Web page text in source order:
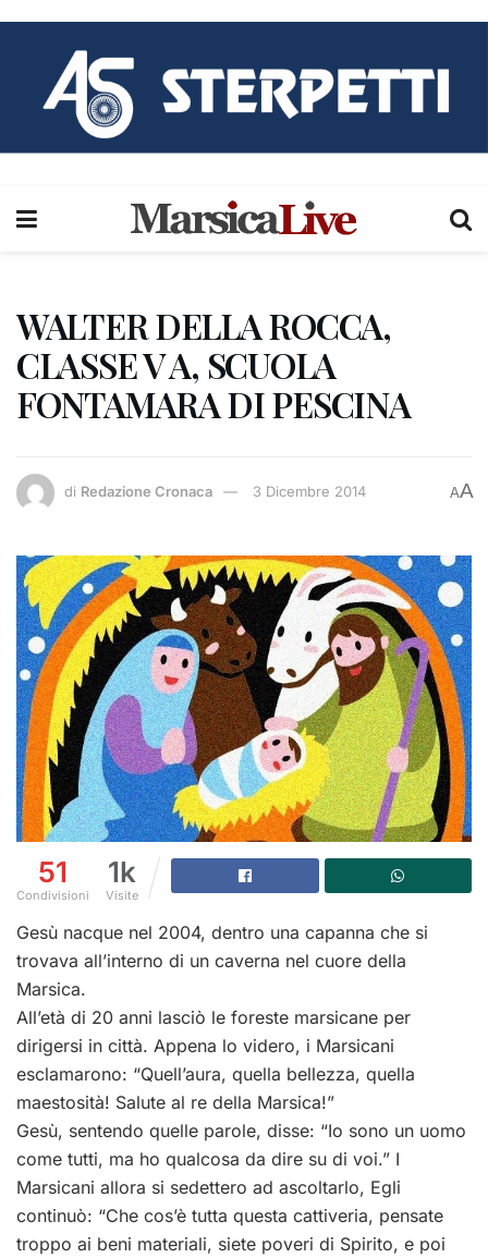
WALTER DELLA ROCCA,
CLASSE V A, SCUOLA
FONTAMARA DI PESCINA
di Redazione Cronaca 3 Dicembre 2014 AA
51
Condivisioni
1k
Visite
Gesù nacque nel 2004, dentro una capanna che si
trovava all’interno di un caverna nel cuore della
Marsica.
All’età di 20 anni lasciò le foreste marsicane per
dirigersi in città. Appena lo videro, i Marsicani
esclamarono: “Quell’aura, quella bellezza, quella
maestosità! Salute al re della Marsica!”
Gesù, sentendo quelle parole, disse: “Io sono un uomo
come tutti, ma ho qualcosa da dire su di voi.” I
Marsicani allora si sedettero ad ascoltarlo, Egli
continuò: “Che cos’è tutta questa cattiveria, pensate
troppo ai beni materiali, siete poveri di Spirito, e poi